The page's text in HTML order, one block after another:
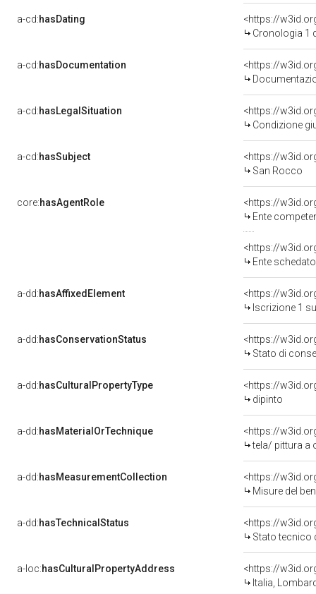
a-cd:hasDating
<https://
Cronologia 1
a-cd:hasDocumentation
a-cd:hasLegalSituation
Condizione
a-cd:hasSubject
<https://
San Rocco
core:hasAgentRole
<https://
Ente competente
<https://
Ente schedatore del
a-dd:hasAffixedElement
<https://
Iscrizione 1
a-dd:hasConservationStatus
<https://
Stato di
a-dd:hasCulturalPropertyType
<https://
dipinto
a-dd:hasMaterialOrTechnique
<https://
tela/ pittura a
a-dd:hasMeasurementCollection
<https://
Misure del
a-dd:hasTechnicalStatus
<https://
Stato tecnico
a-loc:hasCulturalPropertyAddress
<https://
Italia,